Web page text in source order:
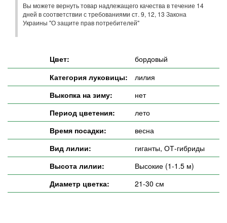
Вы можете вернуть товар надлежащего качества в течение 14
дней в соответствии с требованиями ст. 9, 12, 13 Закона
Украины "О защите прав потребителей"
Цвет:
бордовый
Категория луковицы:
лилия
Выкопка на зиму:
нет
Период цветения:
лето
Время посадки:
весна
Вид лилии:
гиганты, ОТ-гибриды
Высота лилии:
Высокие (1-1.5 м)
Диаметр цветка:
21-30 см